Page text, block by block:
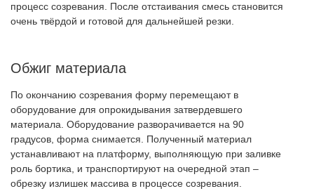
процесс созревания. После отстаивания смесь становится
очень твёрдой и готовой для дальнейшей резки.
Обжиг материала
По окончанию созревания форму перемещают в
оборудование для опрокидывания затвердевшего
материала. Оборудование разворачивается на 90
градусов, форма снимается. Полученный материал
устанавливают на платформу, выполняющую при заливке
роль бортика, и транспортируют на очередной этап –
обрезку излишек массива в процессе созревания.